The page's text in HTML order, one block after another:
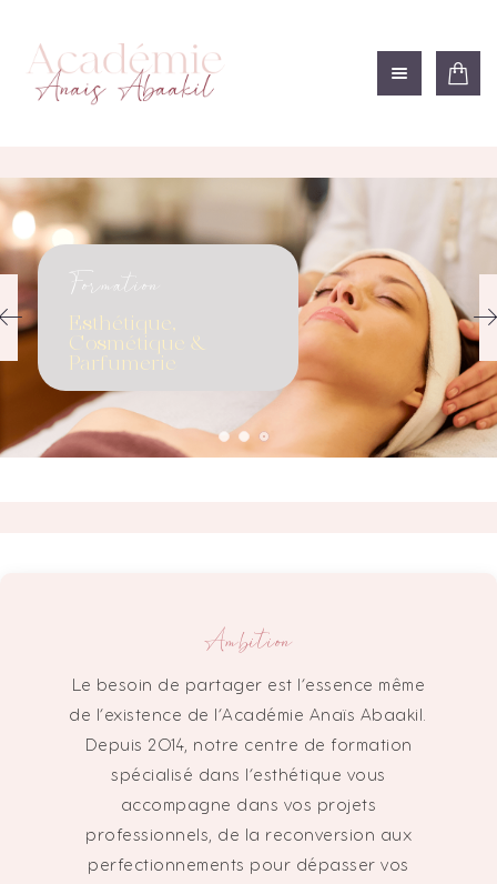
ACADÉMIE ANAÏS ABAAKIL
Formation et shop Indigo
NOS FORMATIONS
BOUTIQUE
LES CENTRES
CONTACTEZ-NOUS
RECHERCHE
MODÈLE
DÉTAILS DU
PANIER
Formation
Esthétique,
Cosmétique &
Parfumerie
Ambition
Le besoin de partager est l’essence même
de l’existence de l’Académie Anaïs Abaakil.
Depuis 2014, notre centre de formation
spécialisé dans l’esthétique vous
accompagne dans vos projets
professionnels, de la reconversion aux
perfectionnements pour dépasser vos